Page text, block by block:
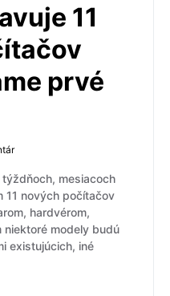
11
prvé
mesiacoch
11 nových počítačov
hardvérom,
niektoré modely budú
existujúcich, iné